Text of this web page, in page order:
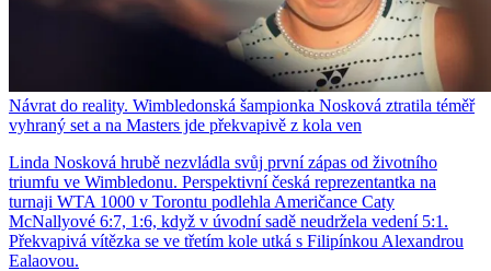
Návrat do reality. Wimbledonská šampionka Nosková ztratila téměř
vyhraný set a na Masters jde překvapivě z kola ven
Linda Nosková hrubě nezvládla svůj první zápas od životního
triumfu ve Wimbledonu. Perspektivní česká reprezentantka na
turnaji WTA 1000 v Torontu podlehla Američance Caty
McNallyové 6:7, 1:6, když v úvodní sadě neudržela vedení 5:1.
Překvapivá vítězka se ve třetím kole utká s Filipínkou Alexandrou
Ealaovou.